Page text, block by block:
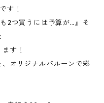
す！
2つ買うには予算が…』そ
す！
オリジナルバルーンで彩